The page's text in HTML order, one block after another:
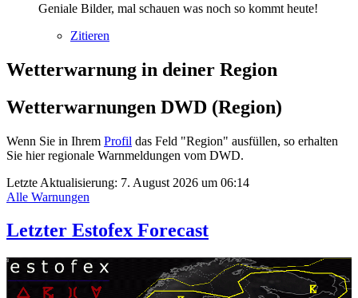
Geniale Bilder, mal schauen was noch so kommt heute!
Zitieren
Wetterwarnung in deiner Region
Wetterwarnungen DWD (Region)
Wenn Sie in Ihrem Profil das Feld "Region" ausfüllen, so erhalten
Sie hier regionale Warnmeldungen vom DWD.
Letzte Aktualisierung: 7. August 2026 um 06:14
Alle Warnungen
Letzter Estofex Forecast